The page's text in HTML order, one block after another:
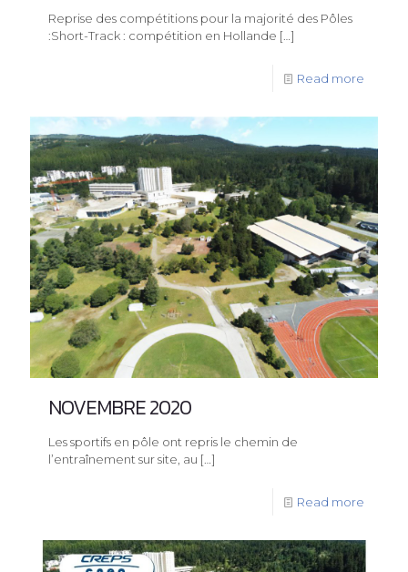
Reprise des compétitions pour la majorité des Pôles
:Short-Track : compétition en Hollande […]
Read more
NOVEMBRE 2020
Les sportifs en pôle ont repris le chemin de
l’entraînement sur site, au […]
Read more